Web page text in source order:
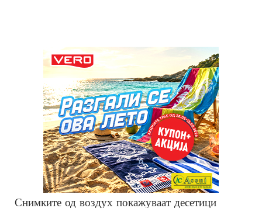
Снимките од воздух покажуваат десетици